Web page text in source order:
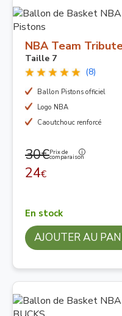
NBA Team
Taille 7
(8)
Ballon Pistons officiel
Logo NBA
Caoutchouc renforcé
30€Prix de
comparaison
24€
En stock
AJOUTER AU